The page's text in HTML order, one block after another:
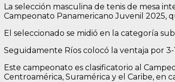
La selección masculina de tenis de mesa
Campeonato Panamericano Juvenil 2025,
El seleccionado se midió en la categoría
Seguidamente Ríos colocó la ventaja por
Este campeonato es clasificatorio al
Centroamérica, Suramérica y el Caribe, en